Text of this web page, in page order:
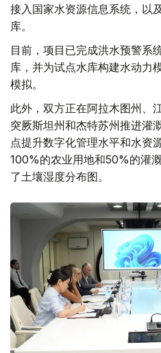
接入国家水资源信息系统，以
库。
目前，项目已完成洪水预警系
库，并为试点水库构建水动力
模拟。
此外，双方正在阿拉木图州、
突厥斯坦州和杰特苏州推进灌
点提升数字化管理水平和水资
100%的农业用地和50%的灌
了土壤湿度分布图。